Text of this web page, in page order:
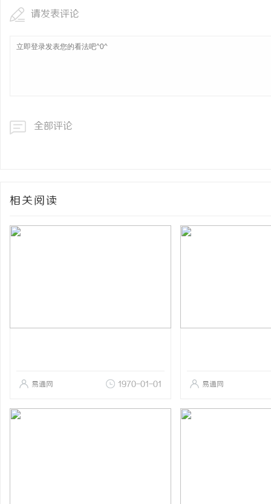
请发表评论
全部评论
相关阅读
易通网 1970-01-01 易通网